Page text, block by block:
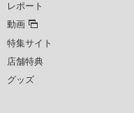
レポート
動画
特集サイト
店舗特典
グッズ